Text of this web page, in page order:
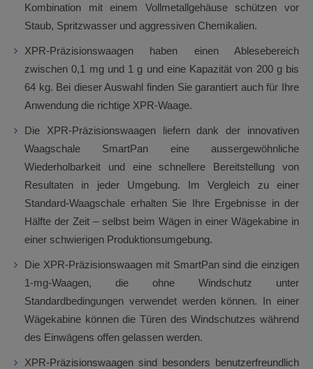
Kombination mit einem Vollmetallgehäuse schützen vor
Staub, Spritzwasser und aggressiven Chemikalien.
XPR-Präzisionswaagen haben einen Ablesebereich
zwischen 0,1 mg und 1 g und eine Kapazität von 200 g bis
64 kg. Bei dieser Auswahl finden Sie garantiert auch für Ihre
Anwendung die richtige XPR-Waage.
Die XPR-Präzisionswaagen liefern dank der innovativen
Waagschale SmartPan eine aussergewöhnliche
Wiederholbarkeit und eine schnellere Bereitstellung von
Resultaten in jeder Umgebung. Im Vergleich zu einer
Standard-Waagschale erhalten Sie Ihre Ergebnisse in der
Hälfte der Zeit – selbst beim Wägen in einer Wägekabine in
einer schwierigen Produktionsumgebung.
Die XPR-Präzisionswaagen mit SmartPan sind die einzigen
1-mg-Waagen, die ohne Windschutz unter
Standardbedingungen verwendet werden können. In einer
Wägekabine können die Türen des Windschutzes während
des Einwägens offen gelassen werden.
XPR-Präzisionswaagen sind besonders benutzerfreundlich